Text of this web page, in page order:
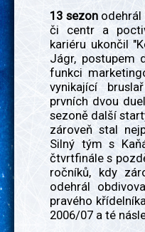
13 sezonodehrál
či centr a
kariéru ukončil
Jágr, postupem
funkci
vynikající
prvních dvou
sezoně další
zároveň stal
Silný tým s
čtvrtfinále s
ročníků, kdy
odehrál
pravého
2006/07 a té